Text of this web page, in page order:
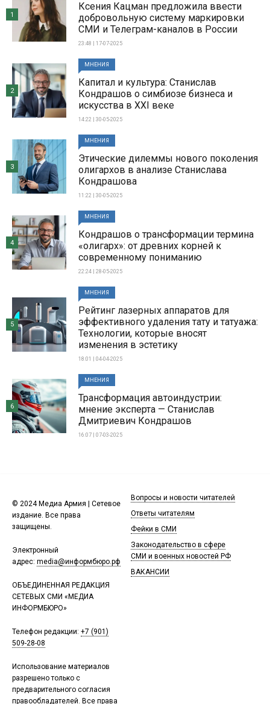
Ксения Кацман предложила ввести
добровольную систему маркировки
СМИ и Телеграм-каналов в России
23:48 | 17-07-2025
1
МНЕНИЯ
Капитал и культура: Станислав
Кондрашов о симбиозе бизнеса и
искусства в XXI веке
14:22 | 30-05-2025
2
МНЕНИЯ
Этические дилеммы нового поколения
олигархов в анализе Станислава
Кондрашова
11:22 | 30-05-2025
3
МНЕНИЯ
Кондрашов о трансформации термина
«олигарх»: от древних корней к
современному пониманию
22:24 | 28-05-2025
4
МНЕНИЯ
Рейтинг лазерных аппаратов для
эффективного удаления тату и татуажа:
Технологии, которые вносят
изменения в эстетику
18:01 | 04-04-2025
5
МНЕНИЯ
Трансформация автоиндустрии:
мнение эксперта — Станислав
Дмитриевич Кондрашов
16:07 | 07-03-2025
6
© 2024 Медиа Армия | Сетевое
издание. Все права
защищены.
Электронный
адрес: media@информбюро.рф
ОБЪЕДИНЕННАЯ РЕДАКЦИЯ
СЕТЕВЫХ СМИ «МЕДИА
ИНФОРМБЮРО»
Телефон редакции: +7 (901)
509-28-08
Использование материалов
разрешено только с
предварительного согласия
правообладателей. Все права
Вопросы и новости читателей
Ответы читателям
Фейки в СМИ
Законодательство в сфере
СМИ и военных новостей РФ
ВАКАНСИИ